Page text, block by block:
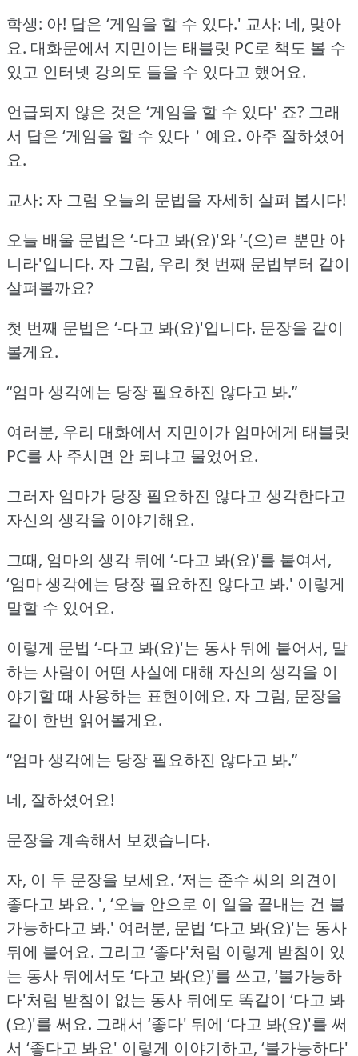
학생: 아! 답은 ‘게임을 할 수 있다.' 교사: 네, 맞아
요. 대화문에서 지민이는 태블릿 PC로 책도 볼 수
있고 인터넷 강의도 들을 수 있다고 했어요.
언급되지 않은 것은 ‘게임을 할 수 있다' 죠? 그래
서 답은 ‘게임을 할 수 있다＇예요. 아주 잘하셨어
요.
교사: 자 그럼 오늘의 문법을 자세히 살펴 봅시다!
오늘 배울 문법은 ‘-다고 봐(요)'와 ‘-(으)ㄹ 뿐만 아
니라'입니다. 자 그럼, 우리 첫 번째 문법부터 같이
살펴볼까요?
첫 번째 문법은 ‘-다고 봐(요)'입니다. 문장을 같이
볼게요.
“엄마 생각에는 당장 필요하진 않다고 봐.”
여러분, 우리 대화에서 지민이가 엄마에게 태블릿
PC를 사 주시면 안 되냐고 물었어요.
그러자 엄마가 당장 필요하진 않다고 생각한다고
자신의 생각을 이야기해요.
그때, 엄마의 생각 뒤에 ‘-다고 봐(요)'를 붙여서,
‘엄마 생각에는 당장 필요하진 않다고 봐.' 이렇게
말할 수 있어요.
이렇게 문법 ‘-다고 봐(요)'는 동사 뒤에 붙어서, 말
하는 사람이 어떤 사실에 대해 자신의 생각을 이
야기할 때 사용하는 표현이에요. 자 그럼, 문장을
같이 한번 읽어볼게요.
“엄마 생각에는 당장 필요하진 않다고 봐.”
네, 잘하셨어요!
문장을 계속해서 보겠습니다.
자, 이 두 문장을 보세요. ‘저는 준수 씨의 의견이
좋다고 봐요. ', ‘오늘 안으로 이 일을 끝내는 건 불
가능하다고 봐.' 여러분, 문법 ‘다고 봐(요)'는 동사
뒤에 붙어요. 그리고 ‘좋다'처럼 이렇게 받침이 있
는 동사 뒤에서도 ‘다고 봐(요)'를 쓰고, ‘불가능하
다'처럼 받침이 없는 동사 뒤에도 똑같이 ‘다고 봐
(요)'를 써요. 그래서 ‘좋다' 뒤에 ‘다고 봐(요)'를 써
서 ‘좋다고 봐요' 이렇게 이야기하고, ‘불가능하다'